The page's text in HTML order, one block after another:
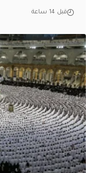
قبل 14 ساعة